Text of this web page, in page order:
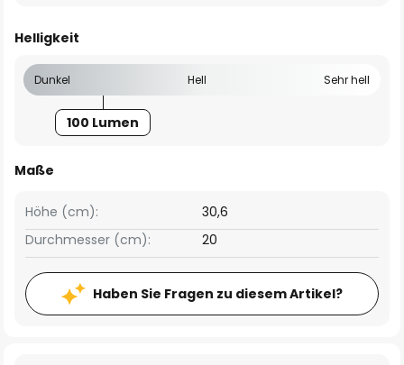
Helligkeit
Dunkel Hell Sehr hell
100 Lumen
Maße
Höhe (cm):
30,6
Durchmesser (cm):
20
Haben Sie Fragen zu diesem Artikel?